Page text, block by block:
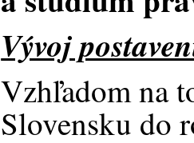
Vývoj
Vzhľadom na
Slovensku do